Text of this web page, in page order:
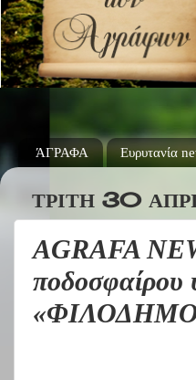
ΆΓΡΑΦΑ Ευρυτανία
ΤΡΊΤΗ 30
AGRAFA
ποδοσφαίρου